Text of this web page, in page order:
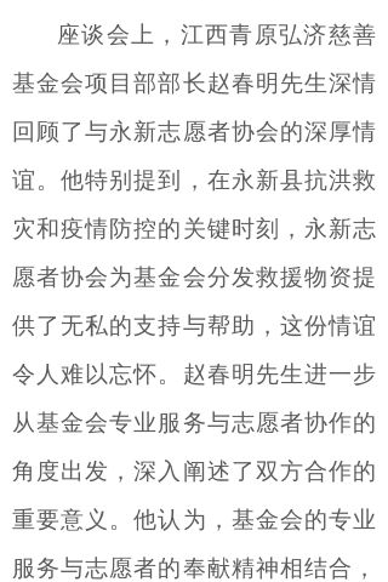
座谈会上，江西青原弘济慈善
基金会项目部部长赵春明先生深情
回顾了与永新志愿者协会的深厚情
谊。他特别提到，在永新县抗洪救
灾和疫情防控的关键时刻，永新志
愿者协会为基金会分发救援物资提
供了无私的支持与帮助，这份情谊
令人难以忘怀。赵春明先生进一步
从基金会专业服务与志愿者协作的
角度出发，深入阐述了双方合作的
重要意义。他认为，基金会的专业
服务与志愿者的奉献精神相结合，